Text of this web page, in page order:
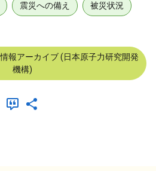
震災への備え 被災状況
報アーカイブ (日本原子力研究開発
機構)